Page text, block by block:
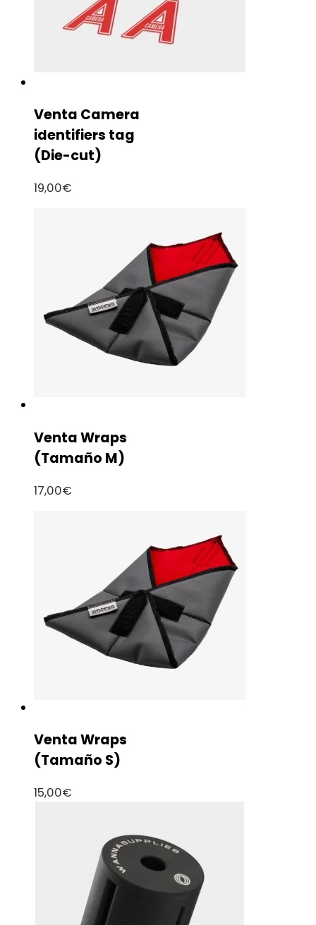
Venta Camera
identifiers tag
(Die-cut)
19,00€
Venta Wraps
(Tamaño M)
17,00€
Venta Wraps
(Tamaño S)
15,00€